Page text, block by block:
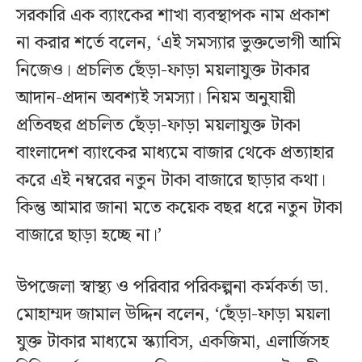
সরকারি এক ব্যাংকের শাখা ব্যবস্থাপক নাম প্রকাশ
না করার শর্তে বলেন, ‘এই সমস্যার ভুক্তভোগী আমি
নিজেও। প্রচলিত ছেঁড়া-ফাড়া ময়লাযুক্ত টাকার
আদান-প্রদান অবশ্যই সমস্যা। নিয়ম অনুযায়ী
প্রতিবছর প্রচলিত ছেঁড়া-ফাড়া ময়লাযুক্ত টাকা
বাংলাদেশ ব্যাংকের মাধ্যমে বাজার থেকে প্রত্যাহার
করে এই নম্বরের নতুন টাকা বাজারে ছাড়ার কথা।
কিন্তু আমার জানা মতে কয়েক বছর ধরে নতুন টাকা
বাজারে ছাড়া হচ্ছে না।’
উপজেলা স্বাস্থ্য ও পরিবার পরিকল্পনা কর্মকর্তা ডা.
মোহাম্মদ জামাল উদ্দিন বলেন, ‘ছেঁড়া-ফাড়া ময়লা
যুক্ত টাকার মাধ্যমে স্ক্যাবিস, একজিমা, এলার্জিসহ